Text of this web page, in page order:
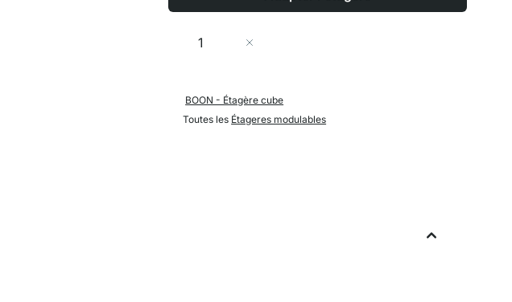
Quantité
BOON - Étagère cube
Toutes les Étageres modulables